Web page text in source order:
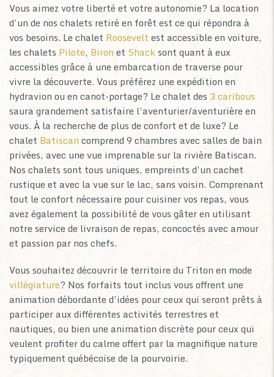
Vous aimez votre liberté et votre autonomie? La location
d’un de nos chalets retiré en forêt est ce qui répondra à
vos besoins. Le chalet Roosevelt est accessible en voiture,
les chalets Pilote, Biron et Shacksont quant à eux
accessibles grâce à une embarcation de traverse pour
vivre la découverte. Vous préférez une expédition en
hydravion ou en canot-portage? Le chalet des 3 caribous
saura grandement satisfaire l’aventurier/aventurière en
vous. À la recherche de plus de confort et de luxe? Le
chalet Batiscan comprend 9 chambres avec salles de bain
privées, avec une vue imprenable sur la rivière Batiscan.
Nos chalets sont tous uniques, empreints d’un cachet
rustique et avec la vue sur le lac, sans voisin. Comprenant
tout le confort nécessaire pour cuisiner vos repas, vous
avez également la possibilité de vous gâter en utilisant
notre service de livraison de repas, concoctés avec amour
et passion par nos chefs.
Vous souhaitez découvrir le territoire du Triton en mode
villégiature? Nos forfaits tout inclus vous offrent une
animation débordante d’idées pour ceux qui seront prêts à
participer aux différentes activités terrestres et
nautiques, ou bien une animation discrète pour ceux qui
veulent profiter du calme offert par la magnifique nature
typiquement québécoise de la pourvoirie.